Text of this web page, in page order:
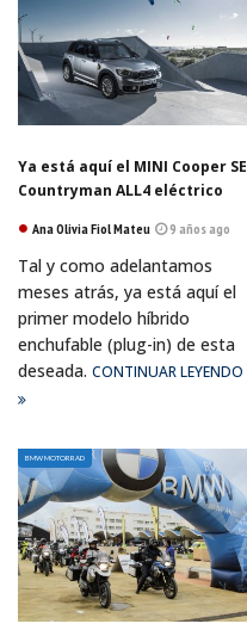
Ya está aquí el MINI Cooper SE
Countryman ALL4 eléctrico
Ana Olivia Fiol Mateu 9 años ago
Tal y como adelantamos
meses atrás, ya está aquí el
primer modelo híbrido
enchufable (plug-in) de esta
deseada. CONTINUAR LEYENDO
BMW MOTORRAD